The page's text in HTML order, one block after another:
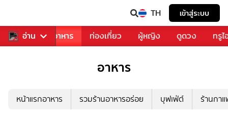
TH เข้าสู่ระบบ
อ่าน
การเพลง อาหาร ท่องเที่ยว ผู้หญิง ดูดวง ทรู
อาหาร
หน้าแรกอาหาร รวมร้านอาหารอร่อย บุฟเฟ่ต์ ร้านกา